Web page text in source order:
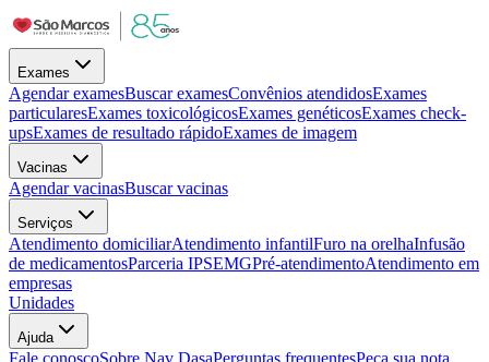
Exames
Agendar examesBuscar examesConvênios atendidosExames
particularesExames toxicológicosExames genéticosExames check-
upsExames de resultado rápidoExames de imagem
Vacinas
Agendar vacinasBuscar vacinas
Serviços
Atendimento domiciliarAtendimento infantilFuro na orelhaInfusão
de medicamentosParceria IPSEMGPré-atendimentoAtendimento em
empresas
Unidades
Ajuda
Fale conoscoSobre Nav DasaPerguntas frequentesPeça sua nota